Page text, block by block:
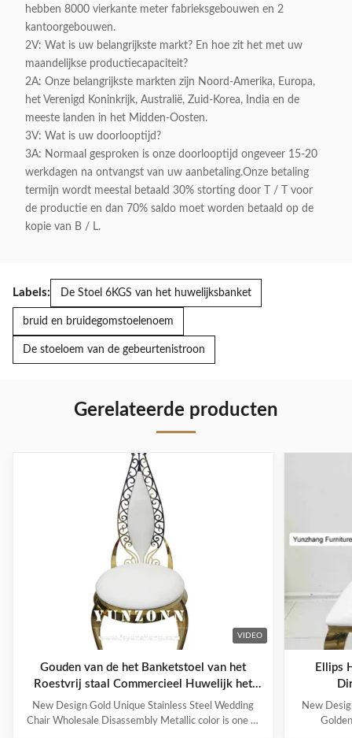
hebben 8000 vierkante meter fabrieksgebouwen en 2
kantoorgebouwen.
2V: Wat is uw belangrijkste markt? En hoe zit het met uw
maandelijkse productiecapaciteit?
2A: Onze belangrijkste markten zijn Noord-Amerika, Europa,
het Verenigd Koninkrijk, Australië, Zuid-Korea, India en de
meeste landen in het Midden-Oosten.
3V: Wat is uw doorlooptijd?
3A: Normaal gesproken is onze doorlooptijd ongeveer 15-20
werkdagen na ontvangst van uw aanbetaling.Onze betaling
termijn wordt meestal betaald 30% storting door T / T voor
de productie en dan 70% saldo moet worden betaald op de
kopie van B / L.
Labels: De Stoel 6KGS van het huwelijksbanket
bruid en bruidegomstoelenoem
De stoeloem van de gebeurtenistroon
Gerelateerde producten
VIDEO
Gouden van de het Banketstoel van het
Roestvrij staal Commercieel Huwelijk het
Leerfluweel
New Design Gold Unique Stainless Steel Wedding
Chair Wholesale Disassembly Metallic color is one of
Ellips
New